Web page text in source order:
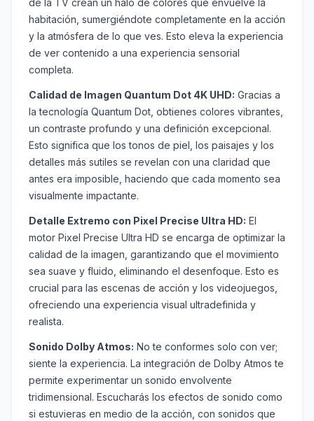
de la TV crean un halo de colores que envuelve la
habitación, sumergiéndote completamente en la acción
y la atmósfera de lo que ves. Esto eleva la experiencia
de ver contenido a una experiencia sensorial
completa.
Calidad de Imagen Quantum Dot 4K UHD: Gracias a
la tecnología Quantum Dot, obtienes colores vibrantes,
un contraste profundo y una definición excepcional.
Esto significa que los tonos de piel, los paisajes y los
detalles más sutiles se revelan con una claridad que
antes era imposible, haciendo que cada momento sea
visualmente impactante.
Detalle Extremo con Pixel Precise Ultra HD: El
motor Pixel Precise Ultra HD se encarga de optimizar la
calidad de la imagen, garantizando que el movimiento
sea suave y fluido, eliminando el desenfoque. Esto es
crucial para las escenas de acción y los videojuegos,
ofreciendo una experiencia visual ultradefinida y
realista.
Sonido Dolby Atmos: No te conformes solo con ver;
siente la experiencia. La integración de Dolby Atmos te
permite experimentar un sonido envolvente
tridimensional. Escucharás los efectos de sonido como
si estuvieras en medio de la acción, con sonidos que